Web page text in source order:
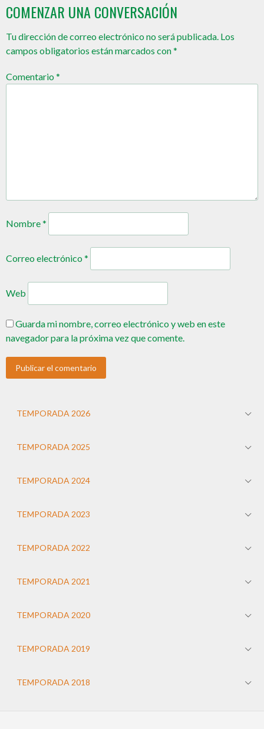
COMENZAR UNA CONVERSACIÓN
Tu dirección de correo electrónico no será publicada. Los
campos obligatorios están marcados con*
Comentario*
Nombre*
Correo electrónico*
Web
Guarda mi nombre, correo electrónico y web en este
navegador para la próxima vez que comente.
TEMPORADA 2026
TEMPORADA 2025
TEMPORADA 2024
TEMPORADA 2023
TEMPORADA 2022
TEMPORADA 2021
TEMPORADA 2020
TEMPORADA 2019
TEMPORADA 2018